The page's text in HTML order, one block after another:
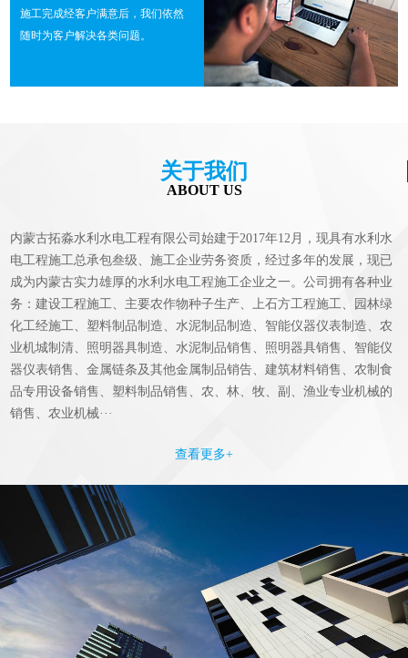
施工完成经客户满意后，我们依然
随时为客户解决各类问题。
关于我们
ABOUT US
内蒙古拓淼水利水电工程有限公司始建于2017年12月，现具有水利水
电工程施工总承包叁级、施工企业劳务资质，经过多年的发展，现已
成为内蒙古实力雄厚的水利水电工程施工企业之一。公司拥有各种业
务：建设工程施工、主要农作物种子生产、上石方工程施工、园林绿
化工经施工、塑料制品制造、水泥制品制造、智能仪器仪表制造、农
业机城制清、照明器具制造、水泥制品销售、照明器具销售、智能仪
器仪表销售、金属链条及其他金属制品销告、建筑材料销售、农制食
品专用设备销售、塑料制品销售、农、林、牧、副、渔业专业机械的
销售、农业机械···
查看更多+